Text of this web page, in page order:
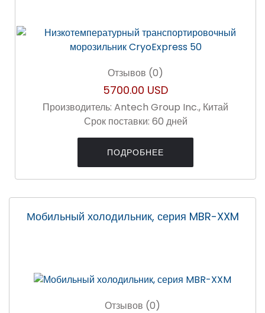
Отзывов (0)
5700.00 USD
Производитель: Antech Group Inc., Китай
Срок поставки: 60 дней
ПОДРОБНЕЕ
Мобильный холодильник, серия MBR-XXM
Отзывов (0)